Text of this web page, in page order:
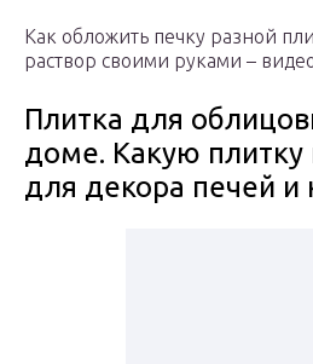
Как обложить печку разной
раствор своими руками –
Плитка для
доме. Какую плитку
для декора печей и